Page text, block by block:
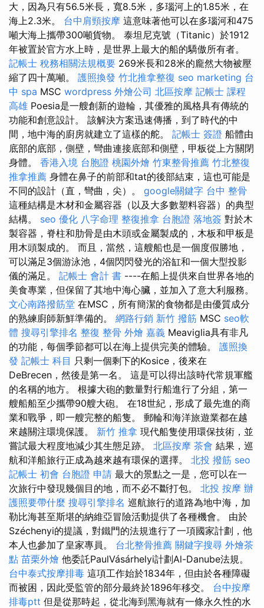
大，因為只有56.5米長，寬8.5米，多瑙河上的1.85米，在
海上2.3米。 台中肩頸按摩 這意味著他可以在多瑙河和475
噸大海上攜帶300噸貨物。 泰坦尼克號（Titanic）於1912
年被置於官方水上時，是世界上最大的船的驕傲所有者。
記帳士 稅務相關法規概要 269米長和28米的龐然大物被壓
縮了四十萬噸。 護照換發 竹北推拿整復 seo marketing 台
中 spa MSC wordpress 外燴公司 北區按摩 記帳士 課程
高雄 Poesia是一艘創新的遊輪，其優雅的風格具有傳統的
功能和創意設計。 該解決方案迅速傳播，到了時代的中
間，地中海的廚房就建立了這樣的舵。 記帳士 簽證 船體由
底部的底部，側壁，彎曲連接底部和側壁，甲板從上方關閉
身體。 香港入境 台胞證 桃園外燴 竹東整骨推薦 竹北整復
推拿推薦 身體在鼻子的前部和tat的後部結束，這也可能是
不同的設計（直，彎曲，尖）。 google關鍵字 台中 整骨
這種結構是木材和金屬容器（以及大多數塑料容器）的典型
結構。 seo 優化 八字命理 整復推拿 台胞證 落地簽 對於木
製容器，脊柱和肋骨是由木頭或金屬製成的，木板和甲板是
用木頭製成的。 而且，當然，這艘船也是一個度假勝地，
可以滿足3個游泳池，4個閃閃發光的浴缸和一個大型投影
儀的滿足。 記帳士 會計 書 ----在船上提供來自世界各地的
美食專業，但保留了其地中海心臟，並加入了意大利服務。
文心南路撥筋堂 在MSC，所有簡潔的食物都是由優質成分
的熟練廚師新鮮準備的。 網路行銷 新竹 撥筋 MSC seo軟
體 搜尋引擎排名 整復 整骨 外燴 嘉義 Meaviglia具有非凡
的功能，每個季節都可以在海上提供完美的體驗。 護照換
發 記帳士 科目 只剩一個剩下的Kosice，後來在
DeBrecen，然後是第一名。 這是可以得出該時代常規軍艦
的名稱的地方。 根據大砲的數量對行船進行了分組，第一
艘船船至少攜帶90艘大砲。 在18世紀，形成了最先進的商
業和戰爭，即一艘完整的船隻。 郵輪和海洋旅遊業都在越
來越關注環境保護。 新竹 推拿 現代船隻使用環保技術，並
嘗試最大程度地減少其生態足跡。 北區按摩 茶會 結果，巡
航和洋船旅行正成為越來越有環保的選擇。 北投 撥筋 seo
記帳士 初會 台胞證 申請 最大的景點之一是，您可以在一
次旅行中發現幾個目的地，而不必不斷打包。 北投 按摩 辦
護照要帶什麼 搜尋引擎排名 巡航旅行的道路為地中海，加
勒比海甚至斯堪的納維亞冒險活動提供了各種機會。 由於
Széchenyi的提議，對鐵門的法規進行了一項國家計劃，他
本人也參加了皇家專員。 台北整骨推薦 關鍵字搜尋 外燴茶
點 苗栗外燴 他委託PaulVásárhelyi計劃Al-Danube法規。
台中泰式按摩排毒 這項工作始於1834年，但由於各種障礙
而被困，因此受監管的部分最終於1896年移交。 台中按摩
排毒ptt 但是從那時起，從北海到黑海就有一條永久性的水